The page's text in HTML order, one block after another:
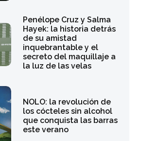
Penélope Cruz y Salma
Hayek: la historia detrás
de su amistad
inquebrantable y el
secreto del maquillaje a
la luz de las velas
NOLO: la revolución de
los cócteles sin alcohol
que conquista las barras
este verano